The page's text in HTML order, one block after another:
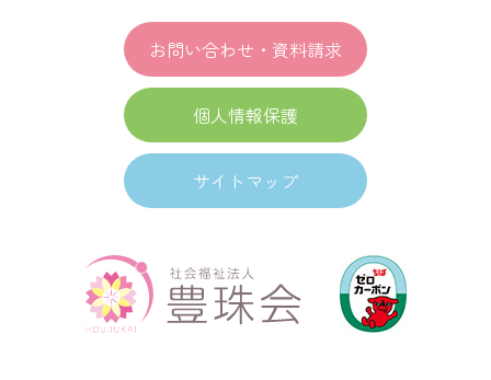
お問い合わせ・資料請求
個人情報保護
サイトマップ